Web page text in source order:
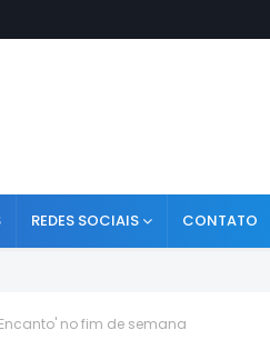
REDES SOCIAIS CONTATO
no fim de semana